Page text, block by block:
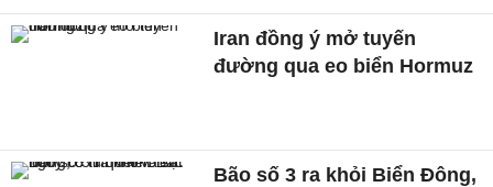
Iran đồng ý mở tuyến
đường qua eo biển Hormuz
Bão số 3 ra khỏi Biển Đông,